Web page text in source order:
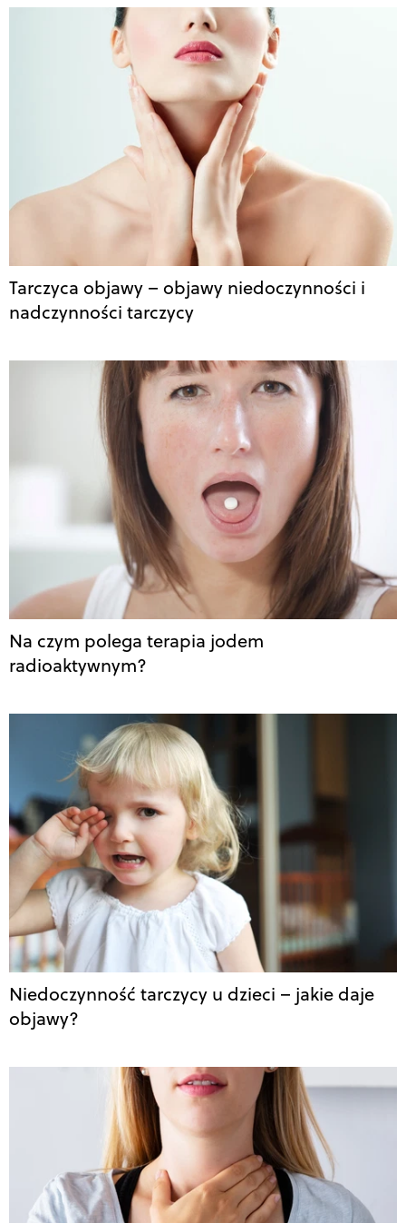
Tarczyca objawy – objawy niedoczynności i
nadczynności tarczycy
Na czym polega terapia jodem
radioaktywnym?
Niedoczynność tarczycy u dzieci – jakie daje
objawy?